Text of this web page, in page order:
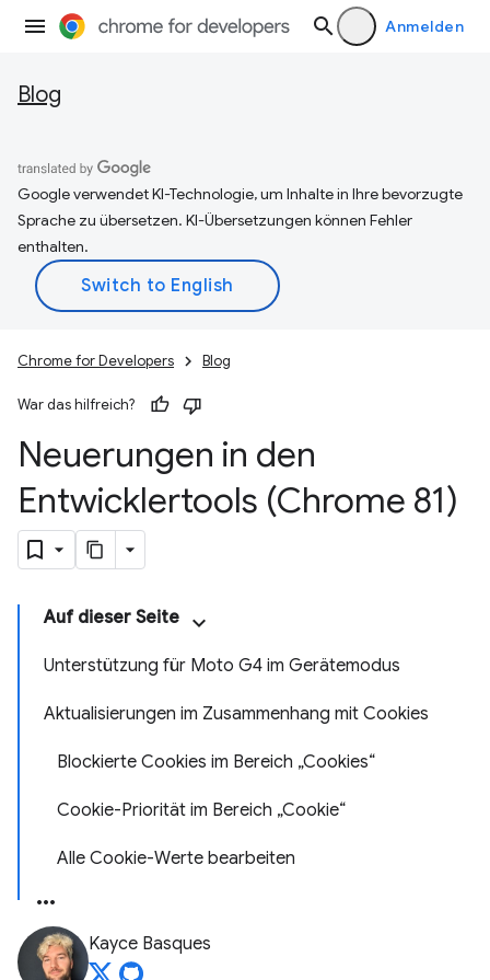
Anmelden
Blog
Google verwendet KI-Technologie, um Inhalte in Ihre bevorzugte
Sprache zu übersetzen. KI-Übersetzungen können Fehler
enthalten.
Chrome for Developers Blog
War das hilfreich?
Neuerungen in den
Entwicklertools (Chrome 81)
Auf dieser Seite
Unterstützung für Moto G4 im Gerätemodus
Aktualisierungen im Zusammenhang mit Cookies
Blockierte Cookies im Bereich „Cookies“
Cookie-Priorität im Bereich „Cookie“
Alle Cookie-Werte bearbeiten
Kayce Basques